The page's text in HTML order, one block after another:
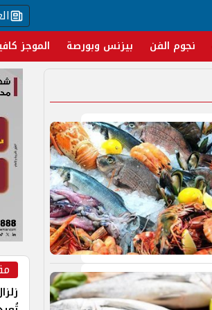
نجوم الفن بيزنس وبورصة الموجز